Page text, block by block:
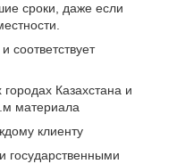
сроки, даже если
соответствует
Казахстана и
материала
клиенту
государственными